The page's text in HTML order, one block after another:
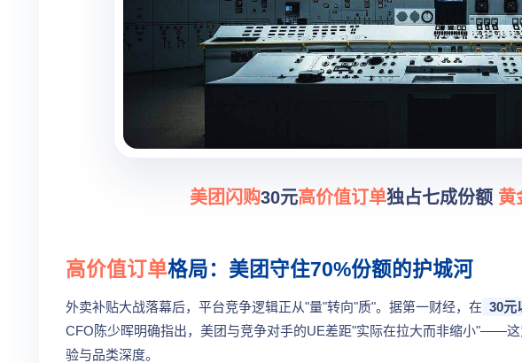
美团闪购30元高价值订单独占七成份额 黄
高价值订单格局：美团守住70%份额的护城河
外卖补贴大战落幕后，平台竞争逻辑正从"量"转向"质"。据第一财经，在 30元
CFO陈少晖明确指出，美团与竞争对手的UE差距"实际在拉大而非缩小"——
验与品类深度。